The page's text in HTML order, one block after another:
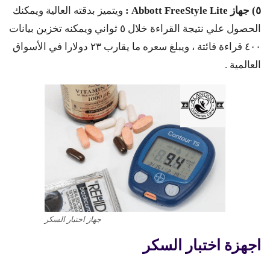
٥) جهاز
Abbott FreeStyle Lite
: ويتميز بدقته العالية ويمكنك
الحصول علي نتيجة القراءة خلال ٥ ثواني ويمكنه تخزين بيانات
٤٠٠ قراءة فائتة ، ويبلغ سعره ما يقارب ٢٣ دولارا في الأسواق
العالمية .
جهاز اختبار السكر
اجهزة اختبار السكر